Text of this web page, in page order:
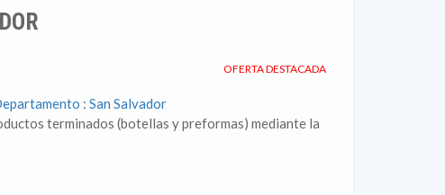
OFERTA DESTACADA
: San Salvador
terminados (botellas y preformas) mediante la